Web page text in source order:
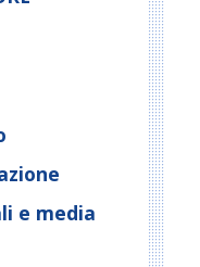
e media